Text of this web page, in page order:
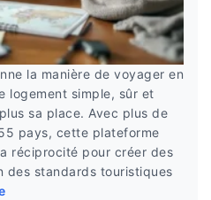
la manière de voyager en
logement simple, sûr et
sa place. Avec plus de
pays, cette plateforme
réciprocité pour créer des
des standards touristiques